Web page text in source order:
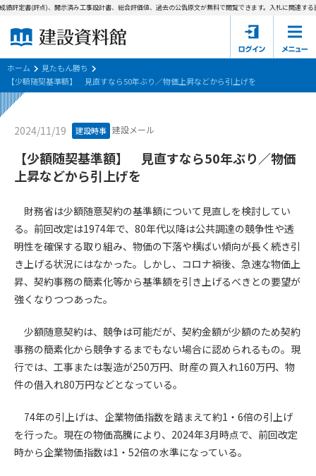
建設資料館とは
東京都の入札資料
国土交通省の入札資料
見たもん勝ち
会員登録について
サポーター会員一覧
会社概要 お問い合わせ
個人情報保護方針
会員規約
定書(評点)、開示済み工事設計書、総合評価値、過去の公告原文が無料で閲覧できます。入札に関連する
ホーム
見たもん勝ち
【少額随契基準額】 見直すなら50年ぶり／物価上昇などから引上げを
2024/11/19 建設時事 建設メール
【少額随契基準額】 見直すなら50年ぶり／物価
上昇などから引上げを
財務省は少額随意契約の基準額について見直しを検討してい
る。前回改定は1974年で、80年代以降は公共調達の競争性や透
明性を確保する取り組み、物価の下落や横ばい傾向が長く続き引
き上げる状況にはなかった。しかし、コロナ禍後、急速な物価上
昇、契約事務の簡素化等から基準額を引き上げるべきとの要望が
強くなりつつあった。
少額随意契約は、競争は可能だが、契約金額が少額のため契約
事務の簡素化から競争するまでもない場合に認められるもの。現
行では、工事または製造が250万円、財産の買入れ160万円、物
件の借入れ80万円などとなっている。
74年の引上げは、企業物価指数を踏まえて約1・6倍の引上げ
を行った。現在の物価高騰により、2024年3月時点で、前回改定
時から企業物価指数は1・52倍の水準になっている。
第1条（規約の目的）
会員サービスの利用条件等について定めるものです。
2. 管理者が建設資料館WEB上で随時掲載するルールは本規約の
一部を構成するものとします。
第2条（規約の変更）
本規約は、会員の了承を得ることなく、随時変更されることが
あります。変更内容は、建設資料館WEB上に表示した時点で直
第4条（会員審査および資格の取り消し）
会員とは、本規約を承諾の上、所定の会員申込手続きを完了
後、管理者がこれを承認した者をいいます。
1. 管理者は前条により審査の結果、会員申込みをした者が以下
の何れかの項目に該当することがわかった場合、その者の会
員としての権限を承認しないことがあります。